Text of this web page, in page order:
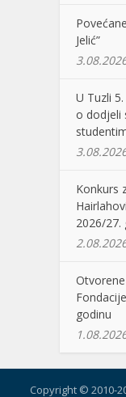
Jelić”
U Tuzli
o dodjeli
Konkurs
2026/27.
godinu
Copyright © 2010-